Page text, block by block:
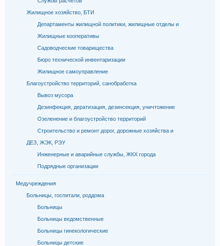
Жилищное хозяйство, БТИ
Департаменты жилищной политики, жилищные отделы и
Жилищные кооперативы
Садоводческие товарищества
Бюро технической инвентаризации
Жилищное самоуправление
Благоустройство территорий, санобработка
Вывоз мусора
Дезинфекция, дератизация, дезинсекция, уничтожение
Озеленение и благоустройство территорий
Строительство и ремонт дорог, дорожные хозяйства и
ДЕЗ, ЖЭК, РЭУ
Инженерные и аварийные службы, ЖКХ города
Подрядные организации
Медучреждения
Больницы, госпитали, роддома
Больницы
Больницы ведомственные
Больницы гинекологические
Больницы детские